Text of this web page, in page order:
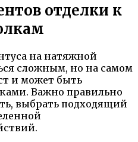
отделки к
на натяжной
сложным, но на самом
и может быть
Важно правильно
выбрать подходящий